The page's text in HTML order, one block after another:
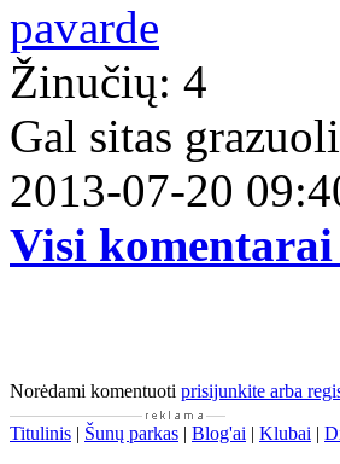
pavarde
Žinučių: 4
Gal sitas
2013-07-20
Visi komentarai
Norėdami komentuoti prisijunkite arba
Titulinis | Šunų parkas | Blog'ai | Klubai |